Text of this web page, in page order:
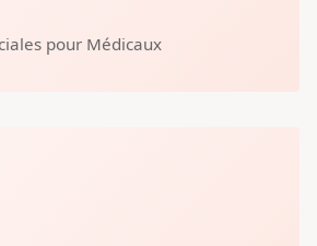
pour Médicaux